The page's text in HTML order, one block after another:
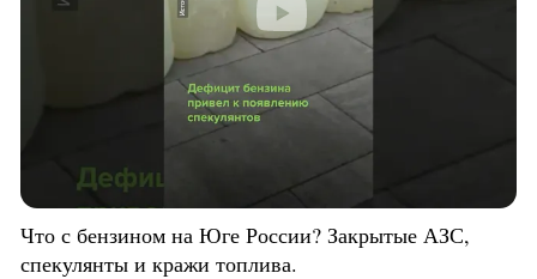
Что с бензином на Юге России? Закрытые АЗС,
спекулянты и кражи топлива.